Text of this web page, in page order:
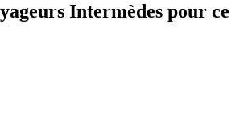
Intermèdes pour ce